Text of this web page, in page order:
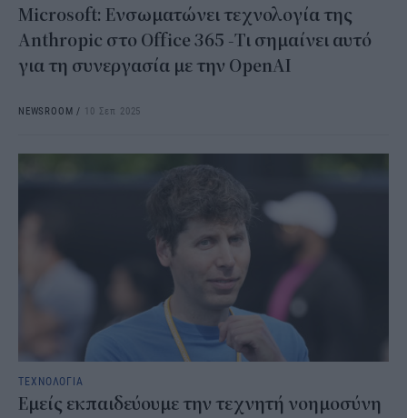
Microsoft: Ενσωματώνει τεχνολογία της
Anthropic στο Office 365 -Τι σημαίνει αυτό
για τη συνεργασία με την OpenAI
NEWSROOM / 10 Σεπ 2025
ΤΕΧΝΟΛΟΓΙΑ
Εμείς εκπαιδεύουμε την τεχνητή νοημοσύνη